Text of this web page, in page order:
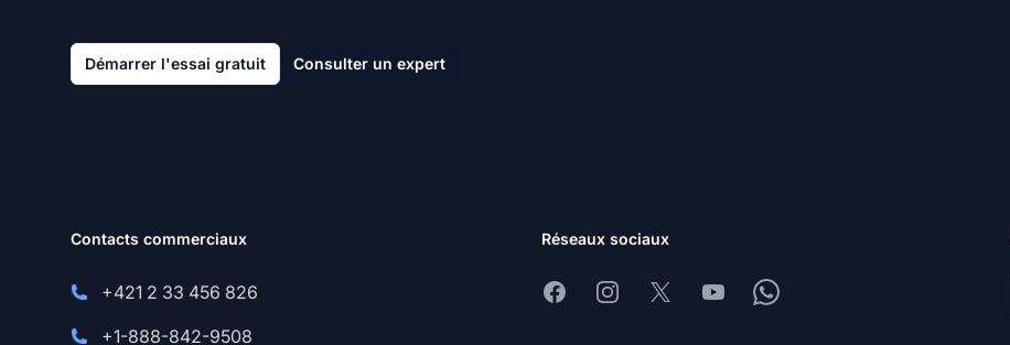
Démarrer l'essai gratuit Consulter un expert
Contacts commerciaux
+421 2 33 456 826
+1-888-842-9508
Réseaux sociaux
FacebookInstagram
X YoutubeWhatsapp